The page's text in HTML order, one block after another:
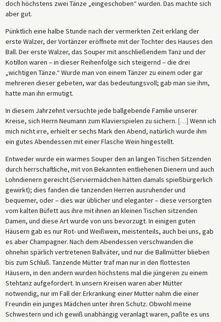
doch höchstens zwei Tänze „eingeschoben“ wurden. Das machte sich
aber gut.
Pünktlich eine halbe Stunde nach der vermerkten Zeit erklang der
erste Walzer, der Vortänzer eröffnete mit der Tochter des Hauses den
Ball. Der erste Walzer, das Souper mit anschließendem Tanz und der
Kotillon waren – in dieser Reihenfolge sich steigernd – die drei
„wichtigen Tänze.“ Wurde man von einem Tänzer zu einem oder gar
mehreren dieser gebeten, war das bedeutungsvoll; gab man sie ihm,
hatte man ihn ermutigt.
In diesem Jahrzehnt versuchte jede ballgebende Familie unserer
Kreise, sich Herrn Neumann zum Klavierspielen zu sichern. […] Wenn ich
mich nicht irre, erhielt er sechs Mark den Abend, natürlich wurde ihm
ein gutes Abendessen mit einer Flasche Wein hingestellt.
Entweder wurde ein warmes Souper den an langen Tischen Sitzenden
durch herrschaftliche, mit von Bekannten entliehenen Dienern und auch
Lohndienern gereicht (Serviermädchen hätten damals spießbürgerlich
gewirkt); dies fanden die tanzenden Herren ausruhender und
bequemer, oder – dies war üblicher und eleganter – diese versorgten
vom kalten Büfett aus ihre mit ihnen an kleinen Tischen sitzenden
Damen, und diese Art wurde von uns bevorzugt. In einigen guten
Häusern gab es nur Rot- und Weißwein, meistenteils, auch bei uns, gab
es aber Champagner. Nach dem Abendessen verschwanden die
ohnehin spärlich vertretenen Ballväter, und nur die Ballmütter blieben
bis zum Schluß. Tanzende Mütter traf man nur in den flottesten
Häusern, in den andern wurden höchstens mal die jüngeren zu einem
Stehtanz aufgefordert. In unsern Kreisen waren aber Mütter
notwendig, nur im Fall der Erkrankung einer Mutter nahm die einer
Freundin ein junges Mädchen unter ihren Schutz. Obwohl meine
Schwestern und ich gewiß unabhängig veranlagt waren, paßte es uns